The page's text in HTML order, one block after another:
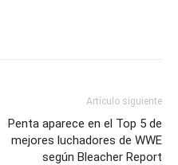
Artículo siguiente
Penta aparece en el Top 5 de
mejores luchadores de WWE
según Bleacher Report